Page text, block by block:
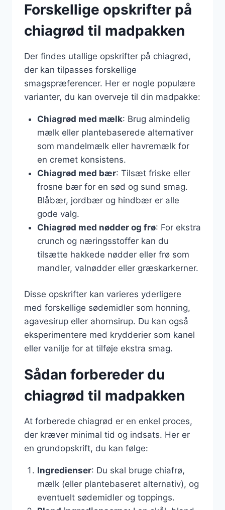
Forskellige opskrifter på
chiagrød til madpakken
Der findes utallige opskrifter på chiagrød,
der kan tilpasses forskellige
smagspræferencer. Her er nogle populære
varianter, du kan overveje til din madpakke:
Chiagrød med mælk: Brug almindelig
mælk eller plantebaserede alternativer
som mandelmælk eller havremælk for
en cremet konsistens.
Chiagrød med bær: Tilsæt friske eller
frosne bær for en sød og sund smag.
Blåbær, jordbær og hindbær er alle
gode valg.
Chiagrød med nødder og frø: For ekstra
crunch og næringsstoffer kan du
tilsætte hakkede nødder eller frø som
mandler, valnødder eller græskarkerner.
Disse opskrifter kan varieres yderligere
med forskellige sødemidler som honning,
agavesirup eller ahornsirup. Du kan også
eksperimentere med krydderier som kanel
eller vanilje for at tilføje ekstra smag.
Sådan forbereder du
chiagrød til madpakken
At forberede chiagrød er en enkel proces,
der kræver minimal tid og indsats. Her er
en grundopskrift, du kan følge:
Ingredienser: Du skal bruge chiafrø,
mælk (eller plantebaseret alternativ), og
eventuelt sødemidler og toppings.